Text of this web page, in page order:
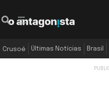
Crusoé Últimas Notícias Brasil